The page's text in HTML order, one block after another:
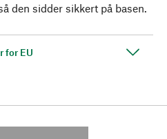
den sidder sikkert på basen.
for EU